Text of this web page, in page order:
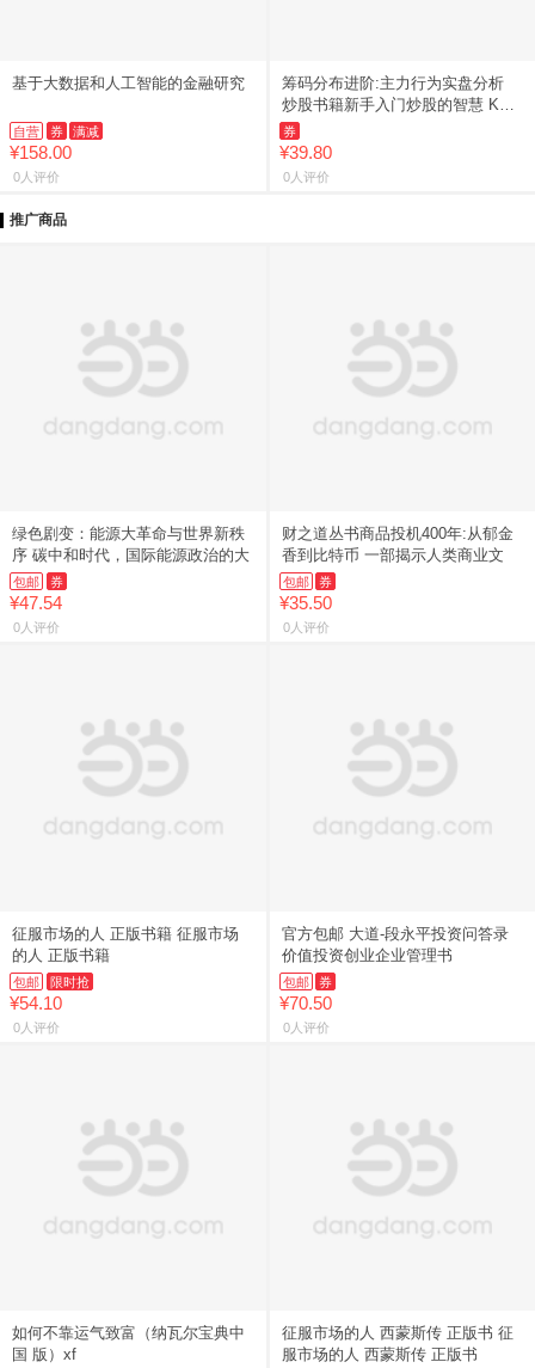
基于大数据和人工智能的金融研究
自营 券 满减
¥158.00
0人评价
筹码分布进阶:主力行为实盘分析
炒股书籍新手入门炒股的智慧 K线
技术分析擒牛术股票MA指标战法炒
股指标从零开始学炒股教程
券
¥39.80
0人评价
推广商品
绿色剧变：能源大革命与世界新秩
序 碳中和时代，国际能源政治的大
包邮 券
¥47.54
0人评价
财之道丛书商品投机400年:从郁金
香到比特币 一部揭示人类商业文
包邮 券
¥35.50
0人评价
征服市场的人 正版书籍 征服市场
的人 正版书籍
包邮 限时抢
¥54.10
0人评价
官方包邮 大道-段永平投资问答录
价值投资创业企业管理书
包邮 券
¥70.50
0人评价
如何不靠运气致富（纳瓦尔宝典中
国 版）xf
征服市场的人 西蒙斯传 正版书 征
服市场的人 西蒙斯传 正版书